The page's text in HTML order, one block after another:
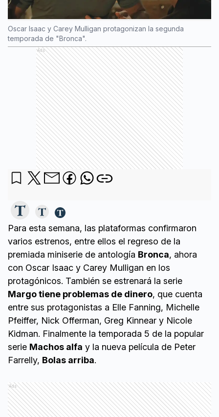
Oscar Isaac y Carey Mulligan protagonizan la segunda
temporada de "Bronca".
Ads
Para esta semana, las plataformas confirmaron
varios estrenos, entre ellos el regreso de la
premiada miniserie de antología Bronca, ahora
con Oscar Isaac y Carey Mulligan en los
protagónicos. También se estrenará la serie
Margo tiene problemas de dinero, que cuenta
entre sus protagonistas a Elle Fanning, Michelle
Pfeiffer, Nick Offerman, Greg Kinnear y Nicole
Kidman. Finalmente la temporada 5 de la popular
serie Machos alfa y la nueva película de Peter
Farrelly, Bolas arriba.
Ads